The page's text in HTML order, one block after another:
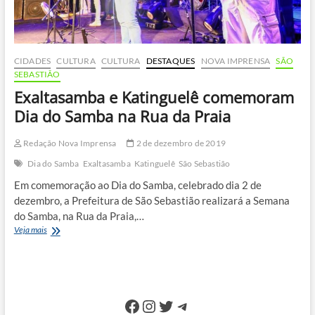
CIDADES CULTURA CULTURA DESTAQUES NOVA IMPRENSA SÃO
SEBASTIÃO
Exaltasamba e Katinguelê comemoram
Dia do Samba na Rua da Praia
Redação Nova Imprensa
2 de dezembro de 2019
Dia do Samba Exaltasamba Katinguelê São Sebastião
Em comemoração ao Dia do Samba, celebrado dia 2 de
dezembro, a Prefeitura de São Sebastião realizará a Semana
do Samba, na Rua da Praia,…
Veja maisExaltasamba
Facebook
Instagram
Twitter
Telegram